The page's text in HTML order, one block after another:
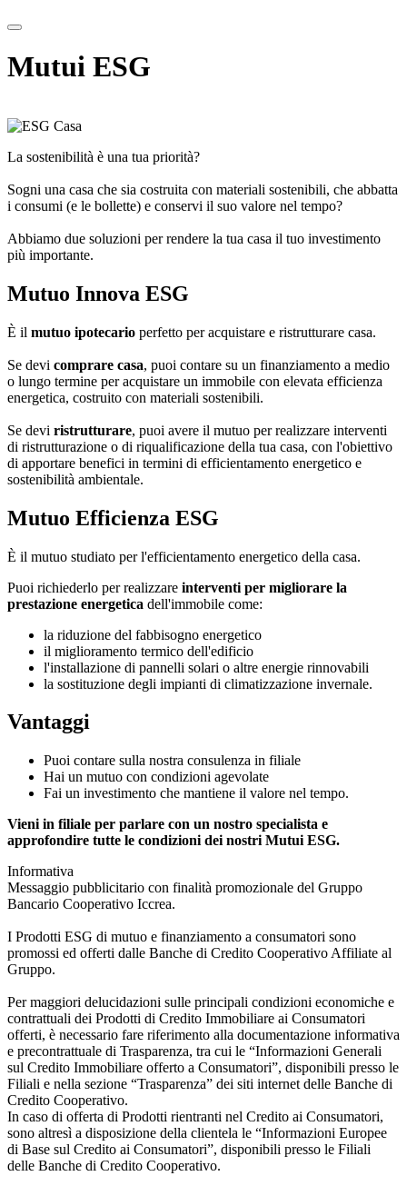
Mutui ESG
La sostenibilità è una tua priorità?
Sogni una casa che sia costruita con materiali sostenibili, che abbatta
i consumi (e le bollette) e conservi il suo valore nel tempo?
Abbiamo due soluzioni per rendere la tua casa il tuo investimento
più importante.
Mutuo Innova ESG
È il mutuo ipotecario perfetto per acquistare e ristrutturare casa.
Se devi comprare casa, puoi contare su un finanziamento a medio
o lungo termine per acquistare un immobile con elevata efficienza
energetica, costruito con materiali sostenibili.
Se devi ristrutturare, puoi avere il mutuo per realizzare interventi
di ristrutturazione o di riqualificazione della tua casa, con l'obiettivo
di apportare benefici in termini di efficientamento energetico e
sostenibilità ambientale.
Mutuo Efficienza ESG
È il mutuo studiato per l'efficientamento energetico della casa.
Puoi richiederlo per realizzare interventi per migliorare la
prestazione energetica dell'immobile come:
la riduzione del fabbisogno energetico
il miglioramento termico dell'edificio
l'installazione di pannelli solari o altre energie rinnovabili
la sostituzione degli impianti di climatizzazione invernale.
Vantaggi
Puoi contare sulla nostra consulenza in filiale
Hai un mutuo con condizioni agevolate
Fai un investimento che mantiene il valore nel tempo.
Vieni in filiale per parlare con un nostro specialista e
approfondire tutte le condizioni dei nostri Mutui ESG.
Informativa
Messaggio pubblicitario con finalità promozionale del Gruppo
Bancario Cooperativo Iccrea.
I Prodotti ESG di mutuo e finanziamento a consumatori sono
promossi ed offerti dalle Banche di Credito Cooperativo Affiliate al
Gruppo.
Per maggiori delucidazioni sulle principali condizioni economiche e
contrattuali dei Prodotti di Credito Immobiliare ai Consumatori
offerti, è necessario fare riferimento alla documentazione informativa
e precontrattuale di Trasparenza, tra cui le “Informazioni Generali
sul Credito Immobiliare offerto a Consumatori”, disponibili presso le
Filiali e nella sezione “Trasparenza” dei siti internet delle Banche di
Credito Cooperativo.
In caso di offerta di Prodotti rientranti nel Credito ai Consumatori,
sono altresì a disposizione della clientela le “Informazioni Europee
di Base sul Credito ai Consumatori”, disponibili presso le Filiali
delle Banche di Credito Cooperativo.